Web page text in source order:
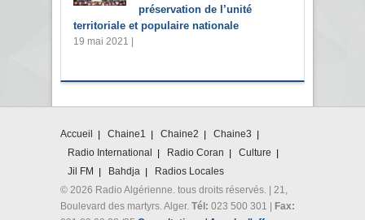
préservation de l’unité
territoriale et populaire nationale
19 mai 2021 |
Accueil Chaine1 Chaine2
Chaine3
Radio International
Radio Coran
Culture
Jil FM
Bahdja
Radios Locales
© 2026 Radio Algérienne. tous droits réservés. | 21,
Boulevard des martyrs. Alger. Tél: 023 500 301 | Fax: